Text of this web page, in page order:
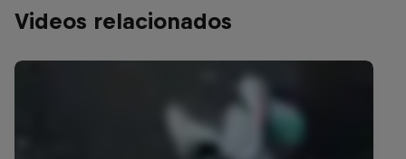
Videos relacionados